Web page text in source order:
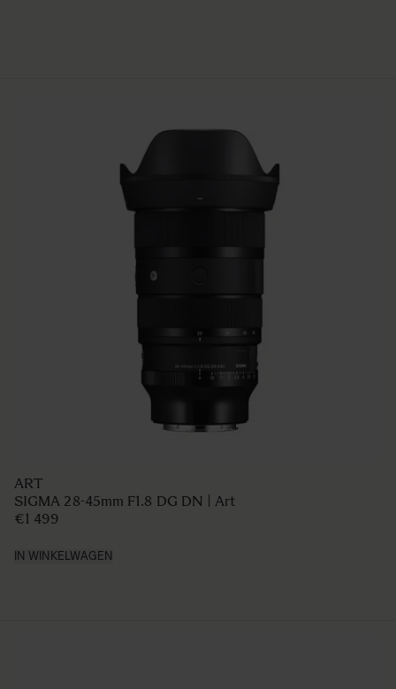
ART
SIGMA 28-45mm F1.8 DG DN | Art
€1 499
IN WINKELWAGEN